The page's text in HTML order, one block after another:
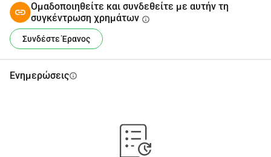
Ομαδοποιηθείτε και συνδεθείτε με αυτήν τη
συγκέντρωση χρημάτων info
Συνδέστε Έρανος
Ενημερώσειςinfo